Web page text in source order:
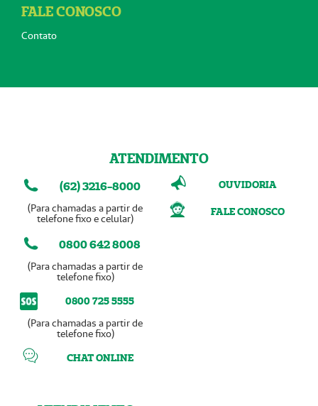
FALE CONOSCO
Contato
ATENDIMENTO
(62) 3216-8000
(Para chamadas a partir de
telefone fixo e celular)
0800 642 8008
(Para chamadas a partir de
telefone fixo)
0800 725 5555
(Para chamadas a partir de
telefone fixo)
CHAT ONLINE
OUVIDORIA
FALE CONOSCO